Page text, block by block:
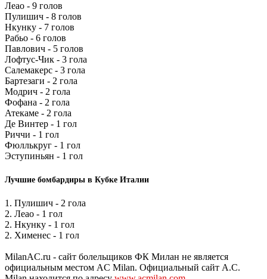
Леао - 9 голов
Пулишич - 8 голов
Нкунку - 7 голов
Рабьо - 6 голов
Павлович - 5 голов
Лофтус-Чик - 3 гола
Салемакерс - 3 гола
Бартезаги - 2 гола
Модрич - 2 гола
Фофана - 2 гола
Атекаме - 2 гола
Де Винтер - 1 гол
Риччи - 1 гол
Фюллькруг - 1 гол
Эступиньян - 1 гол
Лучшие бомбардиры в Кубке Италии
1. Пулишич - 2 гола
2. Леао - 1 гол
2. Нкунку - 1 гол
2. Хименес - 1 гол
MilanAC.ru - сайт болельщиков ФК Милан не является
официальным местом AC Milan. Официальный сайт A.C.